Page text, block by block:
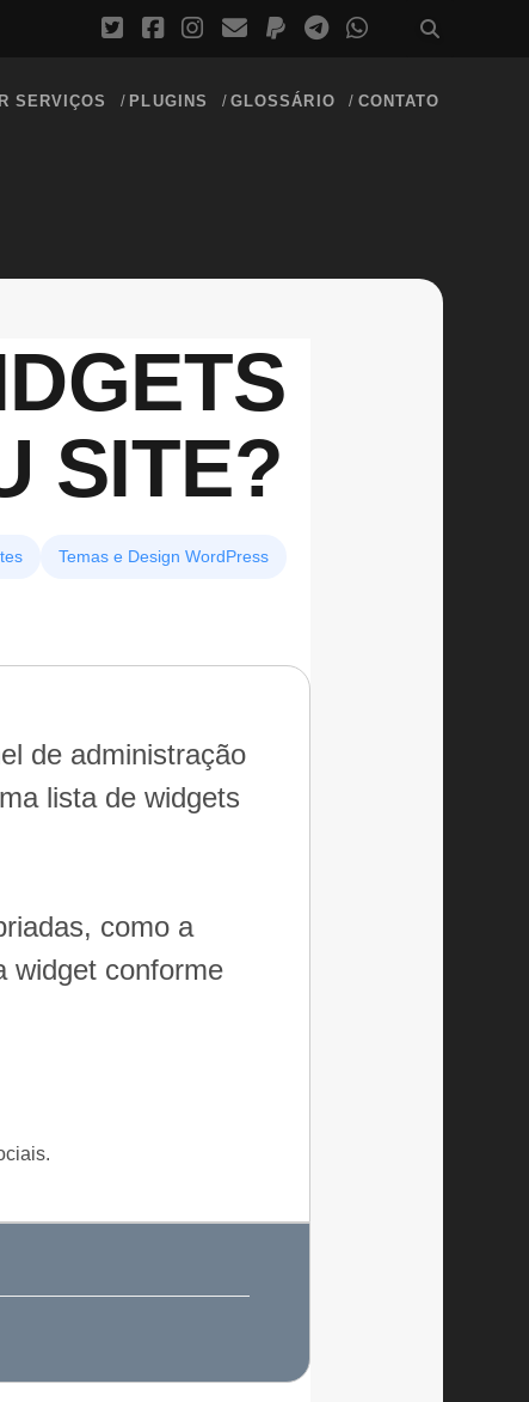
SERVIÇOS PLUGINS GLOSSÁRIO CONTATO
SITE?
Temas e Design WordPress
de administração
lista de widgets
como a
widget conforme